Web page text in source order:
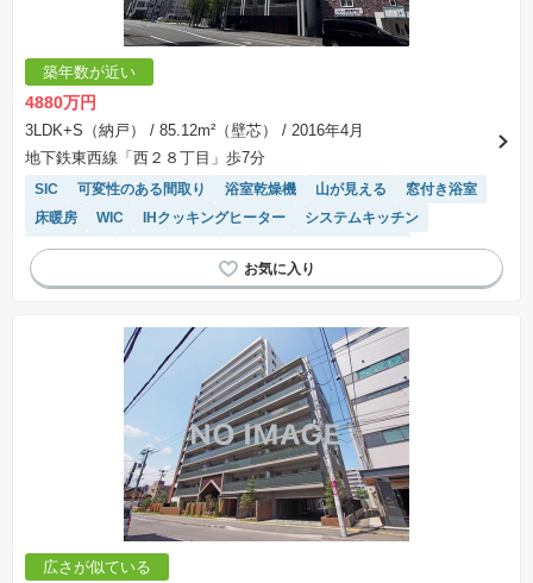
負契約が成立しない場合、土地売買契約は白紙に戻り、土地契約にかかった代金（土地代金、
手付金など）は名目のいかんに関わらず、全て返却されます。
※課税対象物件の「価格」や「費用等」は消費税込みの「総額表示」で統一しています。
※「本体価格」とは、課税対象物件においては「消費税を除いた建物価格」と「土地価格」の
合計額を指します。
表示されておりません。
※取引にかかる費用：物件の契約手続き、決済、引き渡し時にかかる費用を表示しています。
不動産会社によって表記有無が異なるため、ご自身で十分な確認をしていただくようにお願い
いたします。
場合があります。
築年数が近い
4880万円
3LDK+S（納戸） / 85.12m²（壁芯）
/ 2016年4月
地下鉄東西線「西２８丁目」歩7分
SIC 可変性のある間取り 浴室乾燥機 山が見える
窓付き浴室
床暖房
WIC IHクッキングヒーター
システムキッチン
ペット相談
対面キッチン
モニター付きインターホン
エレベーター
温水洗浄便座 宅配ボックス
広さが似ている